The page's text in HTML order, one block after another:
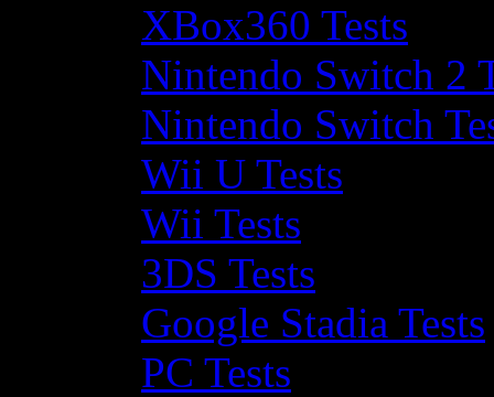
XBox360 Tests
Nintendo Switch 2
Nintendo Switch
Wii U Tests
Wii Tests
3DS Tests
Google Stadia Tests
PC Tests